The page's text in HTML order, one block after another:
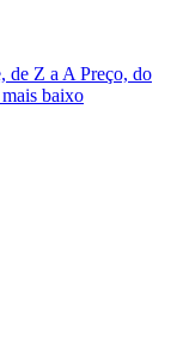
de Z a A Preço, do
baixo